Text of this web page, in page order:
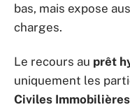
bas, mais expose
charges.
Le recours au prêt
uniquement les
Civiles